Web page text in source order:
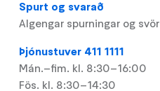
Spurt og svarað
Algengar spurningar og svör
Þjónustuver 411 1111
Mán.–fim. kl. 8:30–16:00
Fös. kl. 8:30–14:30